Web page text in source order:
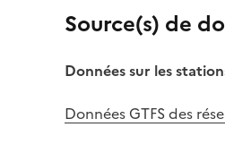
Source(s) de
Données sur les
Données GTFS des